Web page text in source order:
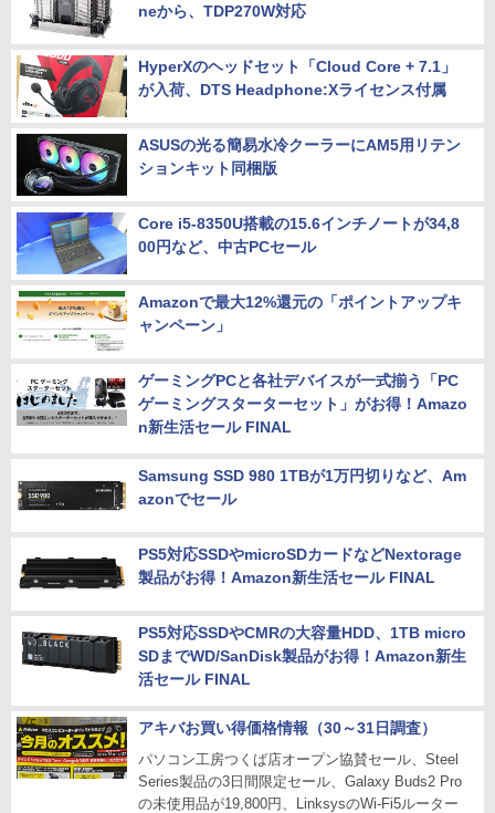
neから、TDP270W対応
HyperXのヘッドセット「Cloud Core + 7.1」
が入荷、DTS Headphone:Xライセンス付属
ASUSの光る簡易水冷クーラーにAM5用リテン
ションキット同梱版
Core i5-8350U搭載の15.6インチノートが34,8
00円など、中古PCセール
Amazonで最大12%還元の「ポイントアップキ
ャンペーン」
ゲーミングPCと各社デバイスが一式揃う「PC
ゲーミングスターターセット」がお得！Amazo
n新生活セール FINAL
Samsung SSD 980 1TBが1万円切りなど、Am
azonでセール
PS5対応SSDやmicroSDカードなどNextorage
製品がお得！Amazon新生活セール FINAL
PS5対応SSDやCMRの大容量HDD、1TB micro
SDまでWD/SanDisk製品がお得！Amazon新生
活セール FINAL
アキバお買い得価格情報（30～31日調査）
パソコン工房つくば店オープン協賛セール、Steel
Series製品の3日間限定セール、Galaxy Buds2 Pro
の未使用品が19,800円、LinksysのWi-Fi5ルーター